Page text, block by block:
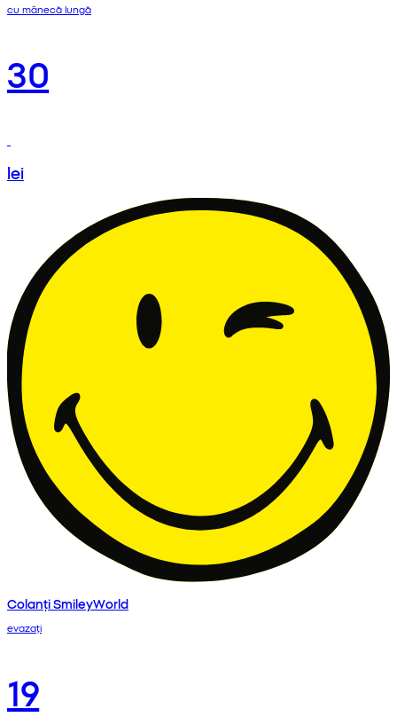
cu mânecă lungă
30
lei
Colanți SmileyWorld
evazați
19